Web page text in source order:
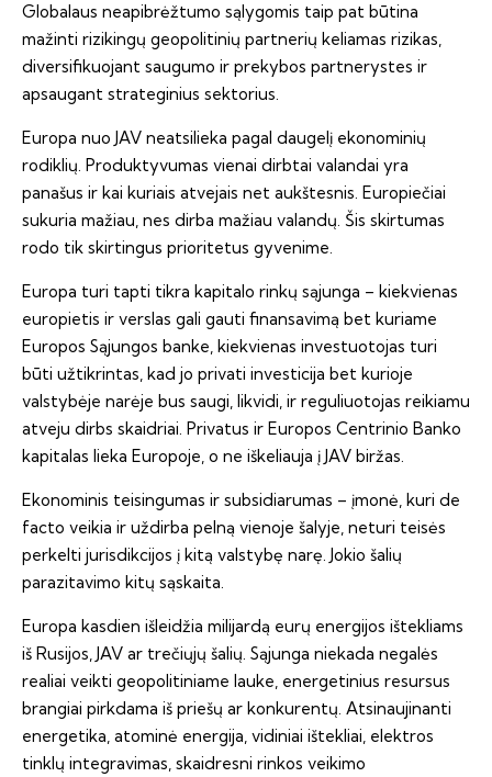
Globalaus neapibrėžtumo sąlygomis taip pat būtina
mažinti rizikingų geopolitinių partnerių keliamas rizikas,
diversifikuojant saugumo ir prekybos partnerystes ir
apsaugant strateginius sektorius.
Europa nuo JAV neatsilieka pagal daugelį ekonominių
rodiklių. Produktyvumas vienai dirbtai valandai yra
panašus ir kai kuriais atvejais net aukštesnis. Europiečiai
sukuria mažiau, nes dirba mažiau valandų. Šis skirtumas
rodo tik skirtingus prioritetus gyvenime.
Europa turi tapti tikra kapitalo rinkų sąjunga – kiekvienas
europietis ir verslas gali gauti finansavimą bet kuriame
Europos Sąjungos banke, kiekvienas investuotojas turi
būti užtikrintas, kad jo privati investicija bet kurioje
valstybėje narėje bus saugi, likvidi, ir reguliuotojas reikiamu
atveju dirbs skaidriai. Privatus ir Europos Centrinio Banko
kapitalas lieka Europoje, o ne iškeliauja į JAV biržas.
Ekonominis teisingumas ir subsidiarumas – įmonė, kuri de
facto veikia ir uždirba pelną vienoje šalyje, neturi teisės
perkelti jurisdikcijos į kitą valstybę narę. Jokio šalių
parazitavimo kitų sąskaita.
Europa kasdien išleidžia milijardą eurų energijos ištekliams
iš Rusijos, JAV ar trečiųjų šalių. Sąjunga niekada negalės
realiai veikti geopolitiniame lauke, energetinius resursus
brangiai pirkdama iš priešų ar konkurentų. Atsinaujinanti
energetika, atominė energija, vidiniai ištekliai, elektros
tinklų integravimas, skaidresni rinkos veikimo